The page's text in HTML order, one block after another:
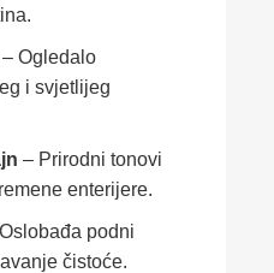
– Ogledalo
i svjetlijeg
– Prirodni tonovi
enterijere.
podni
čistoće.